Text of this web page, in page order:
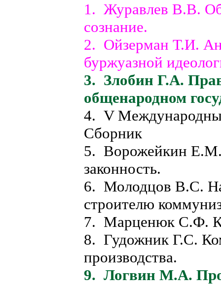
1. Журавлев В.В.
сознание.
2. Ойзерман Т.И.
буржуазной
3. Злобин Г.А.
общенародном
4. V
Сборник
5. Ворожейкин Е.М.
законность.
6. Молодцов В.С.
строителю
7. Марценюк С.Ф. К
8. Гудожник Г.С.
производства.
9. Логвин М.А.